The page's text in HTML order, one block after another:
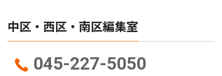
中区・西区・南区編集室
045-227-5050